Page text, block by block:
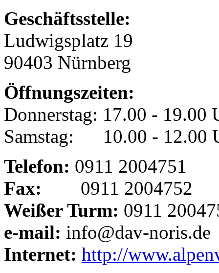
Geschäftsstelle:
Ludwigsplatz 19
90403 Nürnberg
Öffnungszeiten:
Donnerstag: 17.00 - 19.00
Samstag: 10.00 - 12.00
Telefon: 0911 2004751
Fax: 0911 2004752
Weißer Turm: 0911
e-mail: info@dav-noris.de
Internet: http://